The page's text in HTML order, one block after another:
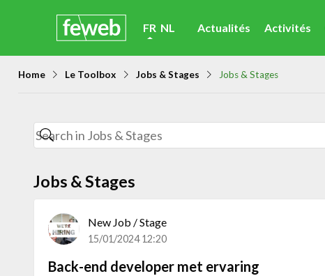
Jump
content
FR NL Actualités Activités
Home Le Toolbox Jobs & Stages Jobs & Stages
Jobs & Stages
New Job / Stage
15/01/2024 12:20
Back-end developer met ervaring